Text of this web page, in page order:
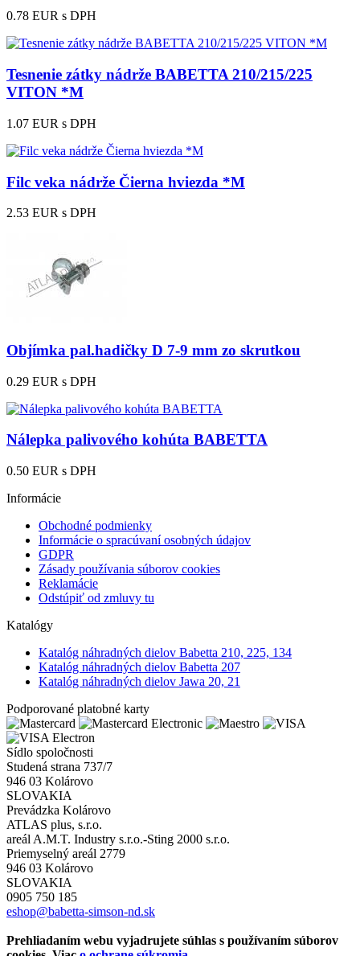
0.78 EUR s DPH
Tesnenie zátky nádrže BABETTA 210/215/225
VITON *M
1.07 EUR s DPH
Filc veka nádrže Čierna hviezda *M
2.53 EUR s DPH
Objímka pal.hadičky D 7-9 mm zo skrutkou
0.29 EUR s DPH
Nálepka palivového kohúta BABETTA
0.50 EUR s DPH
Informácie
Obchodné podmienky
Informácie o spracúvaní osobných údajov
GDPR
Zásady používania súborov cookies
Reklamácie
Odstúpiť od zmluvy tu
Katalógy
Katalóg náhradných dielov Babetta 210, 225, 134
Katalóg náhradných dielov Babetta 207
Katalóg náhradných dielov Jawa 20, 21
Podporované platobné karty
Sídlo spoločnosti
Studená strana 737/7
946 03 Kolárovo
SLOVAKIA
Prevádzka Kolárovo
ATLAS plus, s.r.o.
areál A.M.T. Industry s.r.o.-Sting 2000 s.r.o.
Priemyselný areál 2779
946 03 Kolárovo
SLOVAKIA
0905 750 185
eshop@babetta-simson-nd.sk
Prehliadaním webu vyjadrujete súhlas s používaním súborov